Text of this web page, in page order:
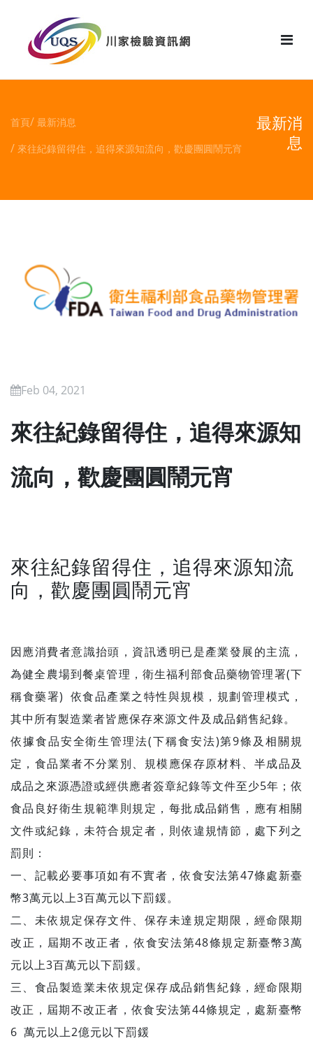
首頁 最新消息
來往紀錄留得住，追得來源知流向，歡慶團圓鬧元宵
最新消
息
Feb 04, 2021
來往紀錄留得住，追得來源知
流向，歡慶團圓鬧元宵
來往紀錄留得住，追得來源知流
向，歡慶團圓鬧元宵
因應消費者意識抬頭，資訊透明已是產業發展的主流，
為健全農場到餐桌管理，衛生福利部食品藥物管理署(下
稱食藥署) 依食品產業之特性與規模，規劃管理模式，
其中所有製造業者皆應保存來源文件及成品銷售紀錄。
依據食品安全衛生管理法(下稱食安法)第9條及相關規
定，食品業者不分業別、規模應保存原材料、半成品及
成品之來源憑證或經供應者簽章紀錄等文件至少5年；依
食品良好衛生規範準則規定，每批成品銷售，應有相關
文件或紀錄，未符合規定者，則依違規情節，處下列之
罰則：
一、記載必要事項如有不實者，依食安法第47條處新臺
幣3萬元以上3百萬元以下罰鍰。
二、未依規定保存文件、保存未達規定期限，經命限期
改正，屆期不改正者，依食安法第48條規定新臺幣3萬
元以上3百萬元以下罰鍰。
三、食品製造業未依規定保存成品銷售紀錄，經命限期
改正，屆期不改正者，依食安法第44條規定，處新臺幣
6 萬元以上2億元以下罰鍰